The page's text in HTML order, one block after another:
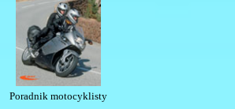
Poradnik motocyklisty